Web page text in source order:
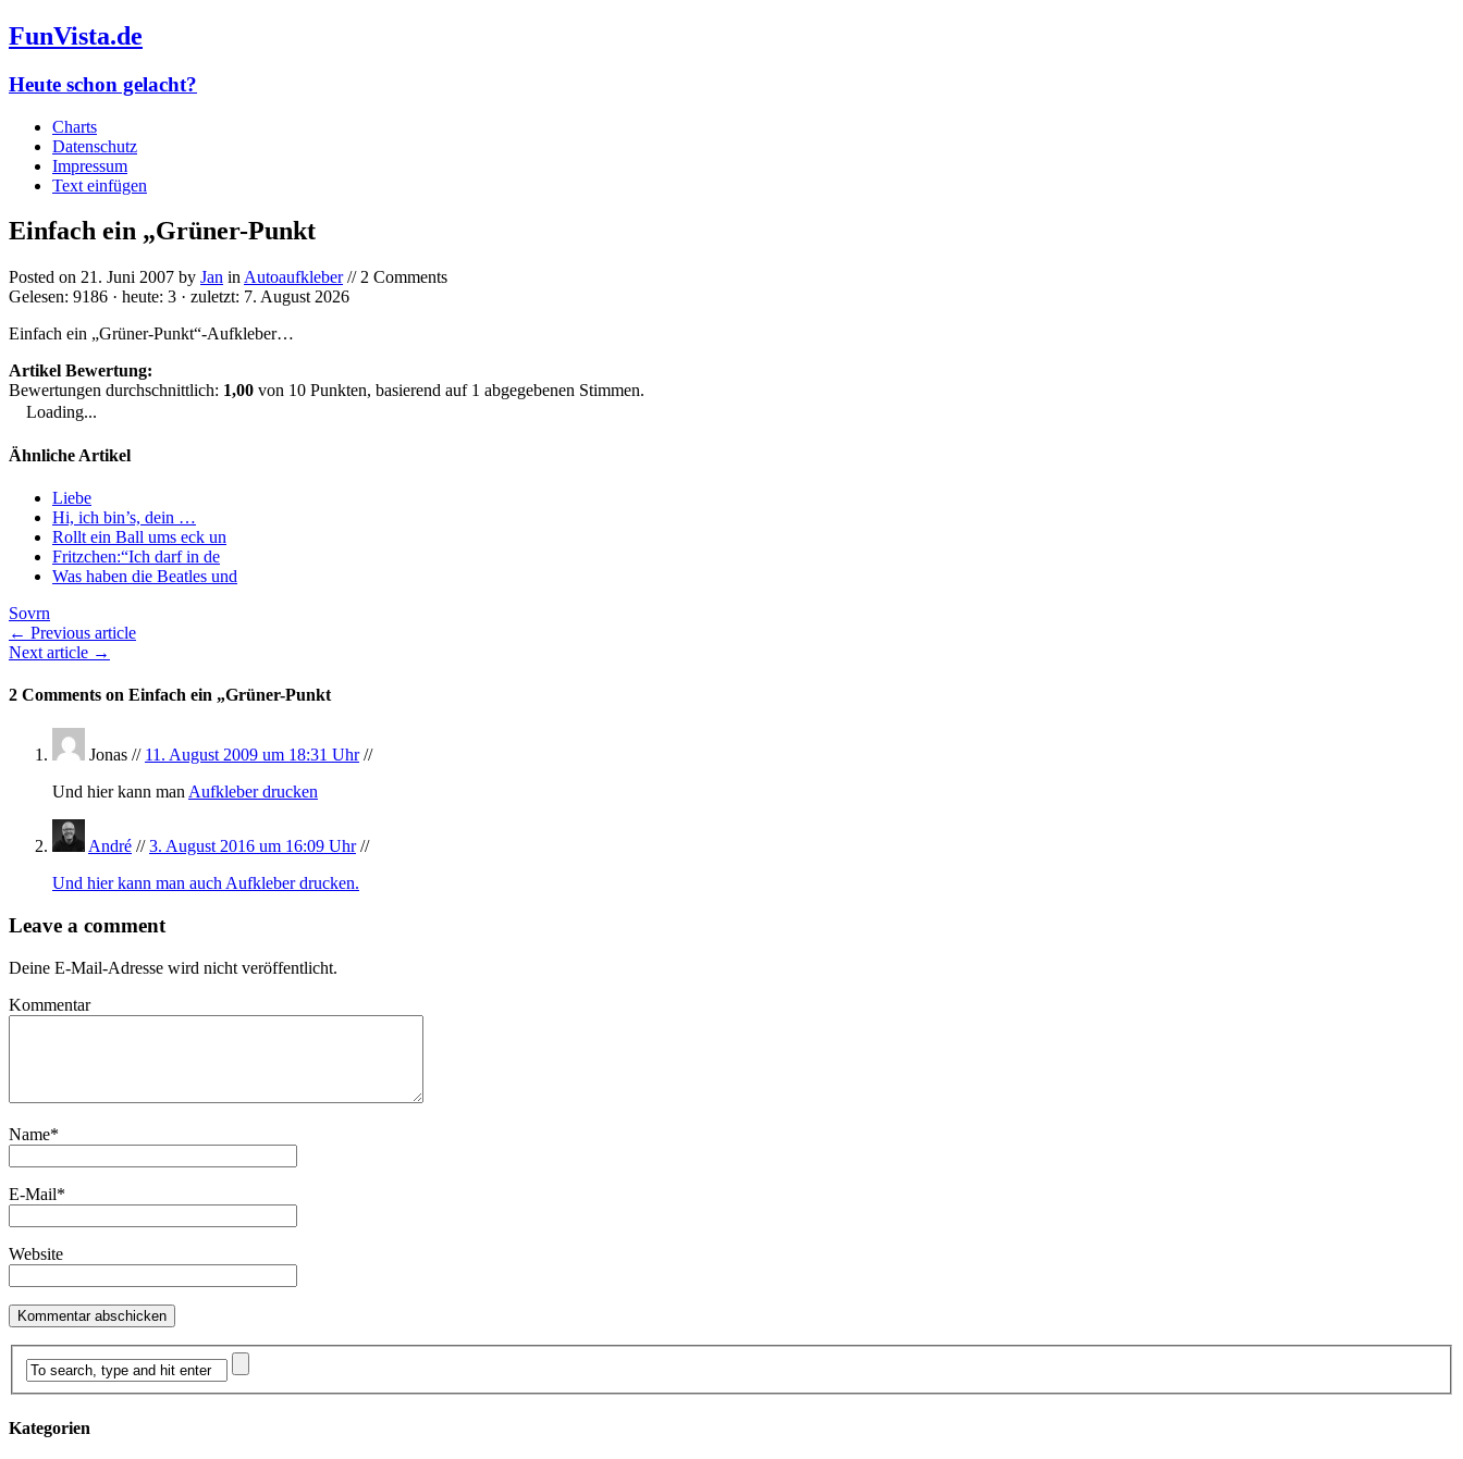
FunVista.de
Heute schon gelacht?
Charts
Datenschutz
Impressum
Text einfügen
Einfach ein „Grüner-Punkt
Posted on 21. Juni 2007 by Jan in Autoaufkleber// 2 Comments
Gelesen: 9186 · heute: 3 · zuletzt: 7. August 2026
Einfach ein „Grüner-Punkt“-Aufkleber…
Artikel Bewertung:
Bewertungen durchschnittlich: 1,00 von 10 Punkten, basierend auf 1 abgegebenen Stimmen.
Loading...
Ähnliche Artikel
Liebe
Hi, ich bin’s, dein …
Rollt ein Ball ums eck un
Fritzchen:“Ich darf in de
Was haben die Beatles und
Sovrn
← Previous article
Next article →
2 Comments on Einfach ein „Grüner-Punkt
Jonas // 11. August 2009 um 18:31 Uhr//
Und hier kann manAufkleber drucken
André //3. August 2016 um 16:09 Uhr//
Und hier kann man auch Aufkleber drucken.
Leave a comment
Deine E-Mail-Adresse wird nicht veröffentlicht.
Kommentar
Name*
E-Mail*
Website
Kategorien